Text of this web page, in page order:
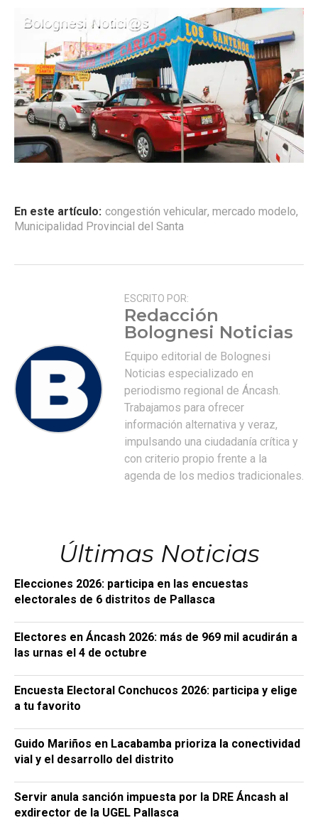
En este artículo: congestión vehicular, mercado modelo,
Municipalidad Provincial del Santa
ESCRITO POR:
Redacción
Bolognesi Noticias
Equipo editorial de Bolognesi
Noticias especializado en
periodismo regional de Áncash.
Trabajamos para ofrecer
información alternativa y veraz,
impulsando una ciudadanía crítica y
con criterio propio frente a la
agenda de los medios tradicionales.
Últimas Noticias
Elecciones 2026: participa en las encuestas
electorales de 6 distritos de Pallasca
Electores en Áncash 2026: más de 969 mil acudirán a
las urnas el 4 de octubre
Encuesta Electoral Conchucos 2026: participa y elige
a tu favorito
Guido Mariños en Lacabamba prioriza la conectividad
vial y el desarrollo del distrito
Servir anula sanción impuesta por la DRE Áncash al
exdirector de la UGEL Pallasca